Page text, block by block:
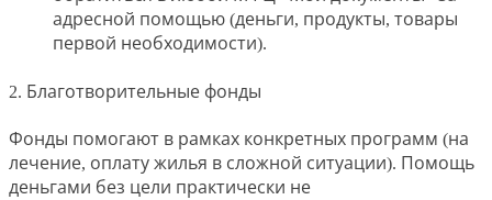
адресной помощью (деньги, продукты, товары
первой необходимости).
2. Благотворительные фонды
Фонды помогают в рамках конкретных программ (на
лечение, оплату жилья в сложной ситуации). Помощь
деньгами без цели практически не